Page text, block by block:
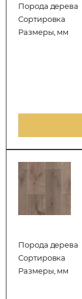
Порода дерева
Сортировка
Размеры, мм
Порода дерева
Сортировка
Размеры, мм